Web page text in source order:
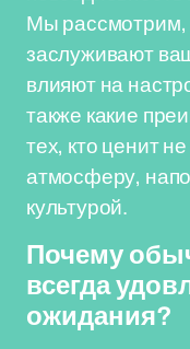
Мы рассмотрим,
заслуживают
влияют на
также какие
тех, кто ценит
атмосферу,
культурой.
Почему
всегда
ожидания?